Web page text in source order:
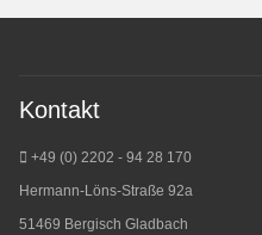
Kontakt
+49 (0) 2202 - 94 28 170
Hermann-Löns-Straße 92a
51469 Bergisch Gladbach